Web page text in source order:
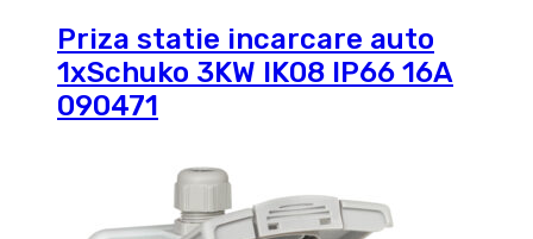
Priza statie incarcare auto
1xSchuko 3KW IK08 IP66 16A
090471